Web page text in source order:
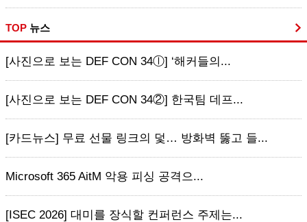
TOP 뉴스
[사진으로 보는 DEF CON 34ⓛ] ‘해커들의...
[사진으로 보는 DEF CON 34②] 한국팀 데프...
[카드뉴스] 무료 선물 링크의 덫… 방화벽 뚫고 들...
Microsoft 365 AitM 악용 피싱 공격으...
[ISEC 2026] 대미를 장식할 컨퍼런스 주제는...